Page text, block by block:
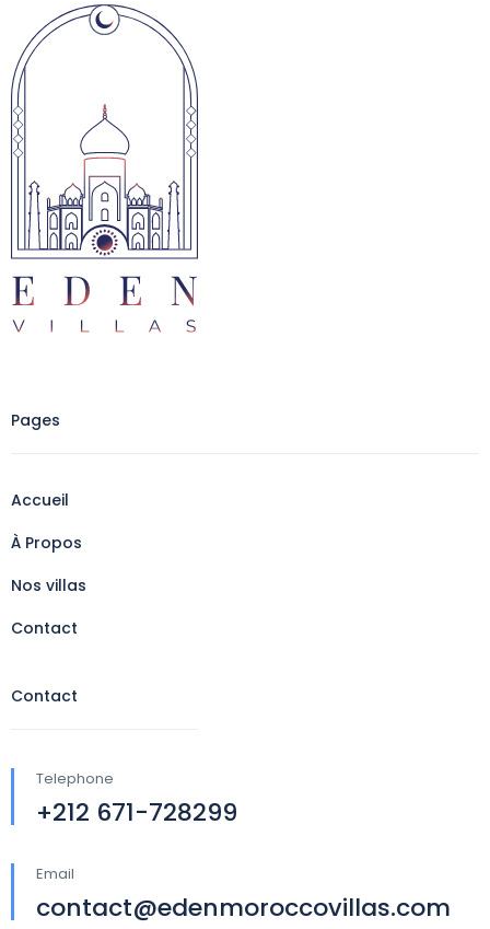
Pages
Accueil
À Propos
Nos villas
Contact
Contact
Telephone
+212 671-728299
Email
contact@edenmoroccovillas.com